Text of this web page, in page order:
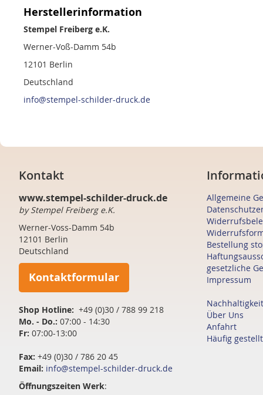
Herstellerinformation
Stempel Freiberg e.K.
Werner-Voß-Damm 54b
12101 Berlin
Deutschland
info@stempel-schilder-druck.de
Kontakt
www.stempel-schilder-druck.de
by Stempel Freiberg e.K.
Werner-Voss-Damm 54b
12101 Berlin
Deutschland
Kontaktformular
Shop Hotline: +49 (0)30 / 788 99 218
Mo. - Do.: 07:00 - 14:30
Fr: 07:00-13:00
Fax: +49 (0)30 / 786 20 45
Email: info@stempel-schilder-druck.de
Öffnungszeiten Werk:
Allgemeine
Bestellung
gesetzliche
Impressum
Nachhaltigkeit
Über Uns
Anfahrt
Häufig